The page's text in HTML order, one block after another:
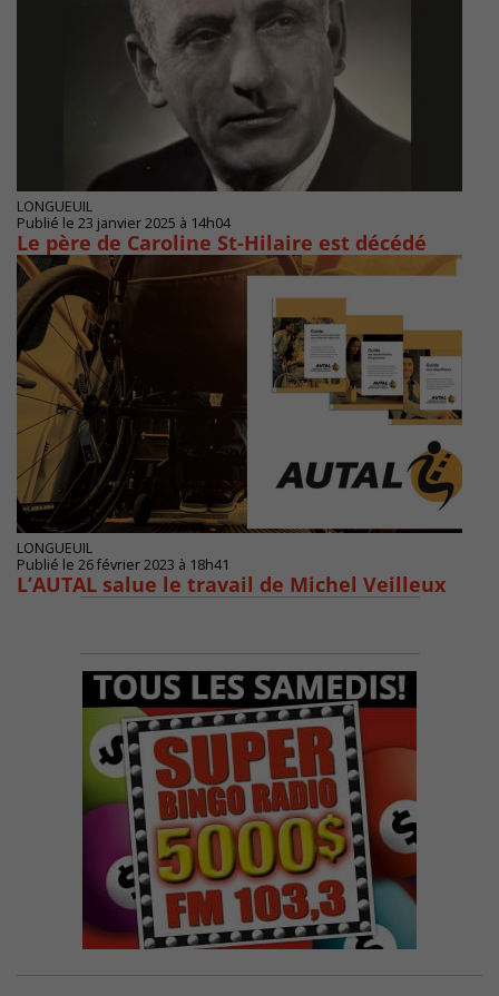
LONGUEUIL
Publié le 23 janvier 2025 à 14h04
Le père de Caroline St-Hilaire est décédé
LONGUEUIL
Publié le 26 février 2023 à 18h41
L’AUTAL salue le travail de Michel Veilleux